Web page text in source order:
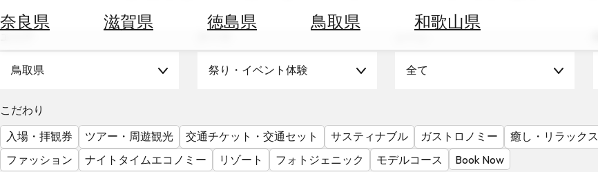
奈良県 滋賀県 徳島県 鳥取県 和歌山県
ホ
す
替
を
調
べ
鳥取県 祭り・イベント体験 全て
こだわり
入場・拝観券
ツアー・周遊観光 交通チケット・交通セット サスティナブル ガストロノミー 癒し・リラックス
ファッション
ナイトタイムエコノミー リゾート フォトジェニック モデルコース Book Now